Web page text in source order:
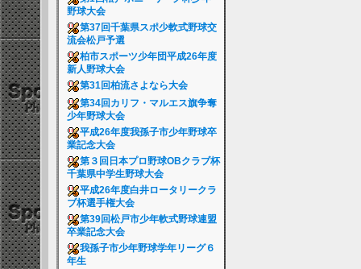
野球大会
第37回千葉県スポ少軟式野球交
流会松戸予選
柏市スポーツ少年団平成26年度
新人野球大会
第31回柏流さよなら大会
第34回カリフ・マルエス旗争奪
少年野球大会
平成26年度我孫子市少年野球卒
業記念大会
第３回日本プロ野球OBクラブ杯
千葉県中学生野球大会
平成26年度白井ロータリークラ
ブ杯選手権大会
第39回松戸市少年軟式野球連盟
卒業記念大会
我孫子市少年野球学年リーグ６
年生